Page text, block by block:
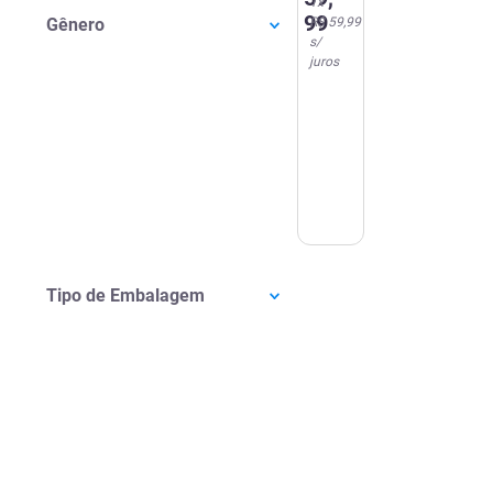
Gênero
Tipo de Embalagem
Hialurônico
Noturno
50ml
99
R$ 59,99
s/
juros